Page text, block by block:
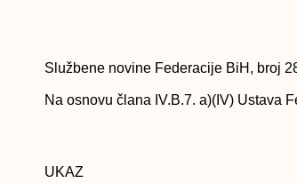
Službene novine Federacije BiH, broj
Na osnovu člana IV.B.7. a)(IV) Ustava
UKAZ